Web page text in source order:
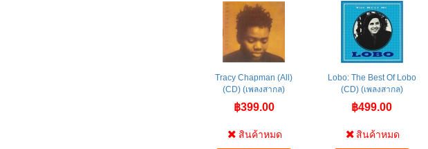
Tracy Chapman (All)
(CD) (เพลงสากล)
฿399.00
สินค้าหมด
Lobo: The Best Of Lobo
(CD) (เพลงสากล)
฿499.00
สินค้าหมด